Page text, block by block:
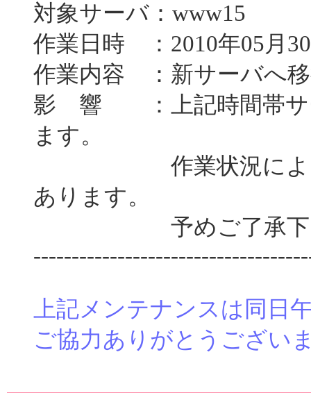
対象サーバ：www15
作業日時 ：2010年05月
作業内容 ：新サーバへ
影 響 ：上記時間帯サ
ます。
作業状況によって
あります。
予めご了承下
上記メンテナンスは同日
ご協力ありがとうござい